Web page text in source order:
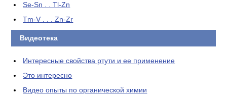
Se-Sn . . Tl-Zn
Tm-V . . . Zn-Zr
Видеотека
Интересные свойства ртути и ее применение
Это интересно
Видео опыты по органической химии